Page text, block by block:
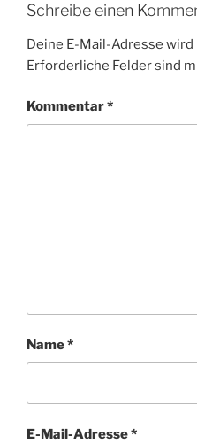
Schreibe einen
Deine E-Mail-Adresse
Erforderliche Felder sind
Kommentar*
Name*
E-Mail-Adresse*